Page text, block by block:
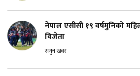
नेपाल एसीसी १९ वर्षमुनिको
विजेता
सगुन खबर